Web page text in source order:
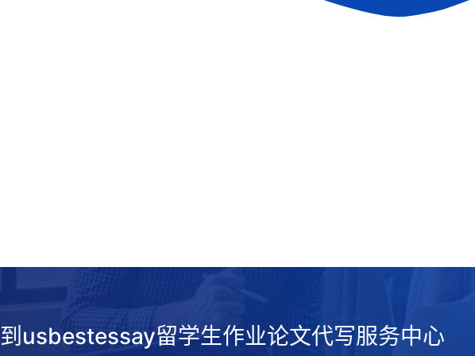
usbestessay留学生作业论文代写服务中心